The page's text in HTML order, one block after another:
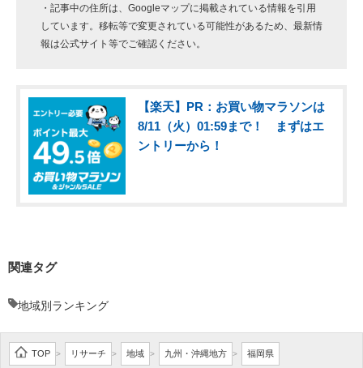
・記事中の住所は、Googleマップに掲載されている情報を引用
しています。移転等で変更されている可能性があるため、最新情
報は公式サイト等でご確認ください。
【楽天】PR：お買い物マラソンは
8/11（火）01:59まで！ まずはエ
ントリーから！
関連タグ
地域別ランキング
TOP > リサーチ > 地域 > 九州・沖縄地方 > 福岡県